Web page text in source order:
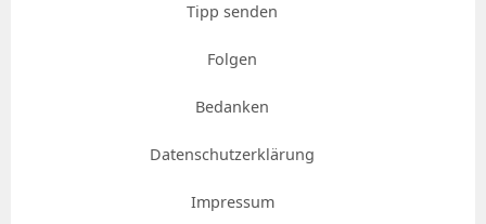
Tipp senden
Folgen
Bedanken
Datenschutzerklärung
Impressum